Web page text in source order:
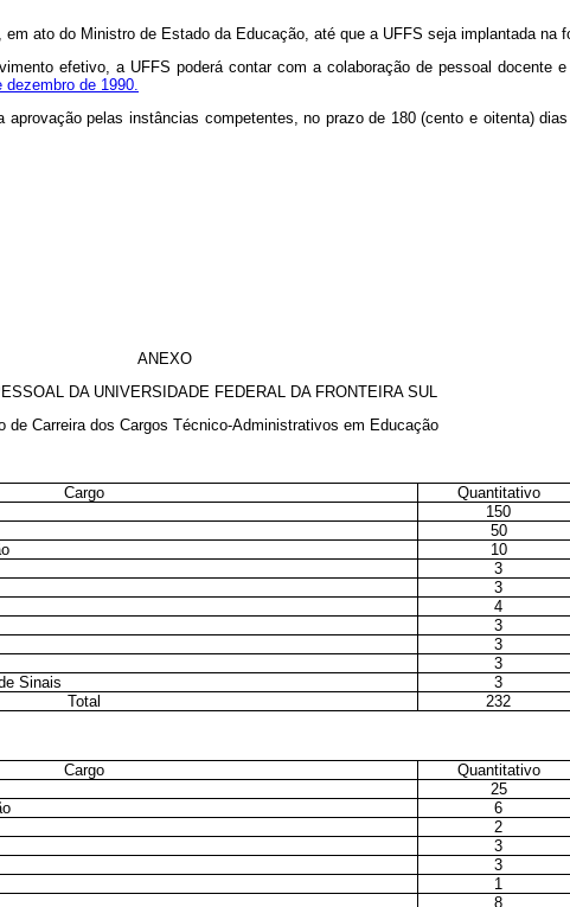
em ato do Ministro de Estado da Educação, até que a UFFS seja implantada na
efetivo, a UFFS poderá contar com a colaboração de pessoal docente
dezembro de 1990.
pelas instâncias competentes, no prazo de 180 (cento e oitenta)
ANEXO
DA UNIVERSIDADE FEDERAL DA FRONTEIRA SUL
de Carreira dos Cargos Técnico-Administrativos em Educação
Cargo
Quantitativo
150
50
10
3
3
4
3
3
3
Sinais
3
Total
232
Cargo
Quantitativo
25
6
2
3
3
1
8